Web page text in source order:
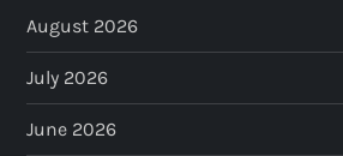
a
g
August 2026
July 2026
June 2026